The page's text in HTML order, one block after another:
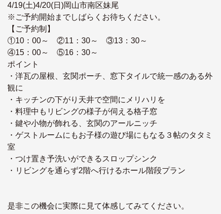
4/19(土)4/20(日)岡山市南区妹尾
※ご予約開始までしばらくお待ちください。
【ご予約制】
①10：00～ ②11：30～ ③13：30～
④15：00～ ⑤16：30～
ポイント
・洋瓦の屋根、玄関ポーチ、窓下タイルで統一感のある外
観に
・キッチンの下がり天井で空間にメリハリを
・料理中もリビングの様子が伺える格子窓
・鍵や小物が飾れる、玄関のアールニッチ
・ゲストルームにもお子様の遊び場にもなる３帖のタタミ
室
・つけ置き予洗いができるスロップシンク
・リビングを通らず2階へ行けるホール階段プラン
是非この機会に実際に見て体感してみてください。